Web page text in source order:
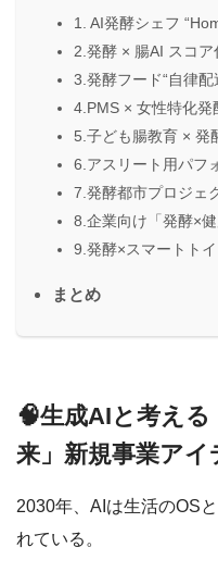
1. AI発酵シェフ
2.発酵 × 腸AI スコ
3.発酵フード“自律配
4.PMS × 女性特化発
5.子ども腸教育 × 発
6.アスリート用パフ
7.発酵都市プロジェ
8.企業向け「発酵×健
9.発酵×スマートト
まとめ
🧠生成AIと考え
来」新規事業アイ
2030年、AIは生活のOS
れている。